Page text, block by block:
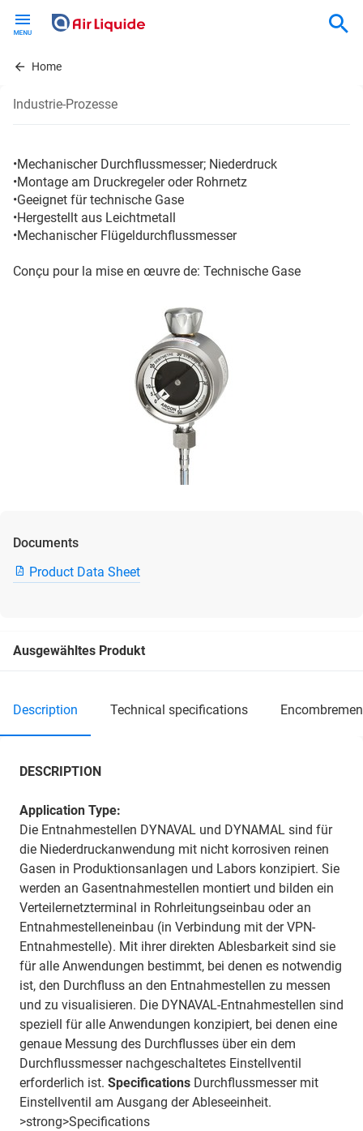
contentHome
Industrie-Prozesse
•Mechanischer Durchflussmesser; Niederdruck
•Montage am Druckregeler oder Rohrnetz
•Geeignet für technische Gase
•Hergestellt aus Leichtmetall
•Mechanischer Flügeldurchflussmesser
Conçu pour la mise en œuvre de: Technische Gase
Documents
Product Data Sheet
Ausgewähltes Produkt
description technical specifications
DESCRIPTION
Application Type:
Die Entnahmestellen DYNAVAL und DYNAMAL sind für
die Niederdruckanwendung mit nicht korrosiven reinen
Gasen in Produktionsanlagen und Labors konzipiert. Sie
werden an Gasentnahmestellen montiert und bilden ein
Verteilernetzterminal in Rohrleitungseinbau oder an
Entnahmestelleneinbau (in Verbindung mit der VPN-
Entnahmestelle). Mit ihrer direkten Ablesbarkeit sind sie
für alle Anwendungen bestimmt, bei denen es notwendig
ist, den Durchfluss an den Entnahmestellen zu messen
und zu visualisieren. Die DYNAVAL-Entnahmestellen sind
speziell für alle Anwendungen konzipiert, bei denen eine
genaue Messung des Durchflusses über ein dem
Durchflussmesser nachgeschaltetes Einstellventil
erforderlich ist. Specifications Durchflussmesser mit
Einstellventil am Ausgang der Ableseeinheit.
>strong>Specifications